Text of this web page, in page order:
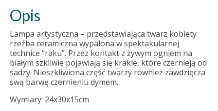
Opis
Lampa artystyczna – przedstawiająca twarz kobiety
rzeźba ceramiczna wypalona w spektakularnej
technice “raku”. Przez kontakt z żywym ogniem na
białym szkliwie pojawiają się krakle, które czernieją od
sadzy. Nieszkliwiona część twarzy również zawdzięcza
swą barwę czernieniu dymem.
Wymiary: 24x30x15cm